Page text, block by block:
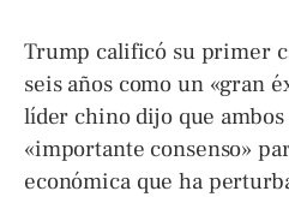
Trump calificó su primer
seis años como un «gran
líder chino dijo que
«importante consenso»
económica que ha